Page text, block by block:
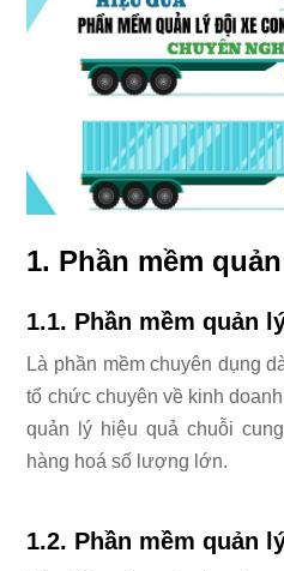
1. Phần mềm
1.1. Phần mềm quản
Là phần mềm chuyên dụng
tổ chức chuyên về kinh
quản lý hiệu quả chuỗi
hàng hoá số lượng lớn.
1.2. Phần mềm quản